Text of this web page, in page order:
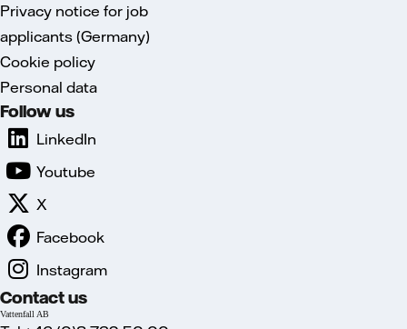
Privacy notice for job
applicants (Germany)
Cookie policy
Personal data
Follow us
LinkedIn
Youtube
X
Facebook
Instagram
Contact us
Vattenfall AB